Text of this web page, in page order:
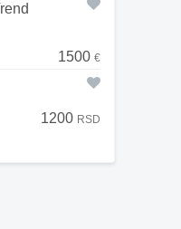
1500 €
1200 RSD